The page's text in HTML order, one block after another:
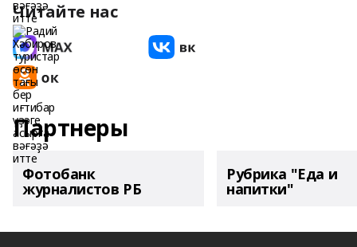
Читайте нас
Партнеры
Фотобанк
журналистов РБ
Рубрика "Еда и
напитки"